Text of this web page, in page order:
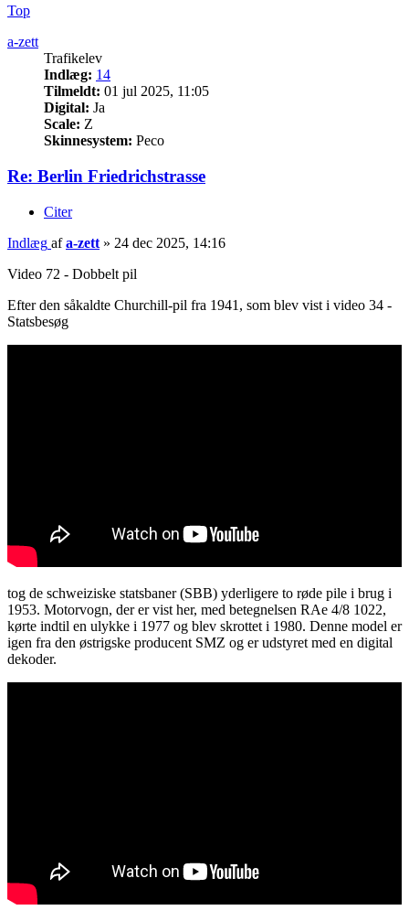
Top
a-zett
Trafikelev
Indlæg: 14
Tilmeldt: 01 jul 2025, 11:05
Digital: Ja
Scale: Z
Skinnesystem: Peco
Re: Berlin Friedrichstrasse
Citer
Indlæg afa-zett » 24 dec 2025, 14:16
Video 72 - Dobbelt pil
Efter den såkaldte Churchill-pil fra 1941, som blev vist i video 34 -
Statsbesøg
tog de schweiziske statsbaner (SBB) yderligere to røde pile i brug i
1953. Motorvogn, der er vist her, med betegnelsen RAe 4/8 1022,
kørte indtil en ulykke i 1977 og blev skrottet i 1980. Denne model er
igen fra den østrigske producent SMZ og er udstyret med en digital
dekoder.